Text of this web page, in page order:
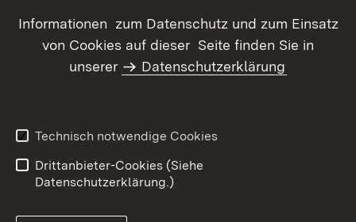
Benutzungshinweise
Informationen zum Datenschutz und zum Einsatz
von Cookies auf dieser Seite finden Sie in
unserer
Datenschutzerklärung
Technisch notwendige Cookies
Drittanbieter-Cookies (Siehe
Datenschutzerklärung.)